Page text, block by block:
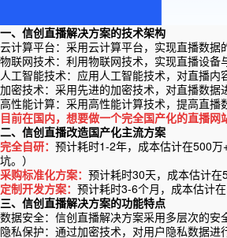
一、信创直播解决方案的技术架构
云计算平台：采用云计算平台，实现直播数据
物联网技术：利用物联网技术，实现直播设备
人工智能技术：应用人工智能技术，对直播内
加密技术：采用先进的加密技术，对直播数据
高性能计算：采用高性能计算技术，提高直播
目前在国内，想要做一个完全国产化的直播网
二、信创直播改造国产化主流方案
完全自研： 预计耗时1-2年，成本估计在500
坑。）
采购标准化方案： 预计耗时30天，成本估计在
定制开发方案： 预计耗时3-6个月，成本估计
三、信创直播解决方案的功能特点
数据安全：信创直播解决方案采用多层次的安
隐私保护：通过加密技术，对用户隐私数据进